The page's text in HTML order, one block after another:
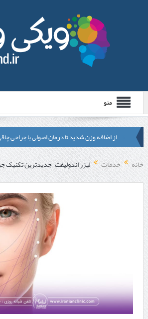
منو
از اضافه وزن شدید تا درمان اصولی با جراحی
لیزر موهای زائد شاتی یا رولی؟ مقایسه لیزرهای
مشهد
قبل از تماس با تعمیرکار ماشین ظرفشویی
هزینه ایمپلنت
محصولات تراست؛ بهترین گزینه برای مراقبت
کلاس تیزهوشان برای چه دانش‌آموزانی
آشنایی با هنر عاج کاری
خانه خدمات لیزر اندولیفت – جدیدترین